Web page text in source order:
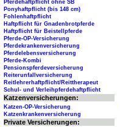
Pferdehaftpflicht ohne SB
Ponyhaftpflicht (bis 148 cm)
Fohlenhaftpflicht
Haftpflicht für Gnadenbrotpferde
Haftpflicht für Beistellpferde
Pferde-OP-Versicherung
Pferdekrankenversicherung
Pferdelebensversicherung
Pferde-Kombi
Pensionspferdeversicherung
Reiterunfallversicherung
Reitlehrerhaftpflicht/Reittherapeut
Schul- und Verleihpferdehaftpflicht
Katzenversicherungen:
Katzen-OP-Versicherung
Katzenkrankenversicherung
Private Versicherungen: